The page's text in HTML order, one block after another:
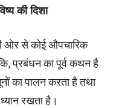
की दिशा
ओर से कोई औपचारिक
प्रबंधन का पूर्व कथन है
का पालन करता है तथा
ध्यान रखता है।